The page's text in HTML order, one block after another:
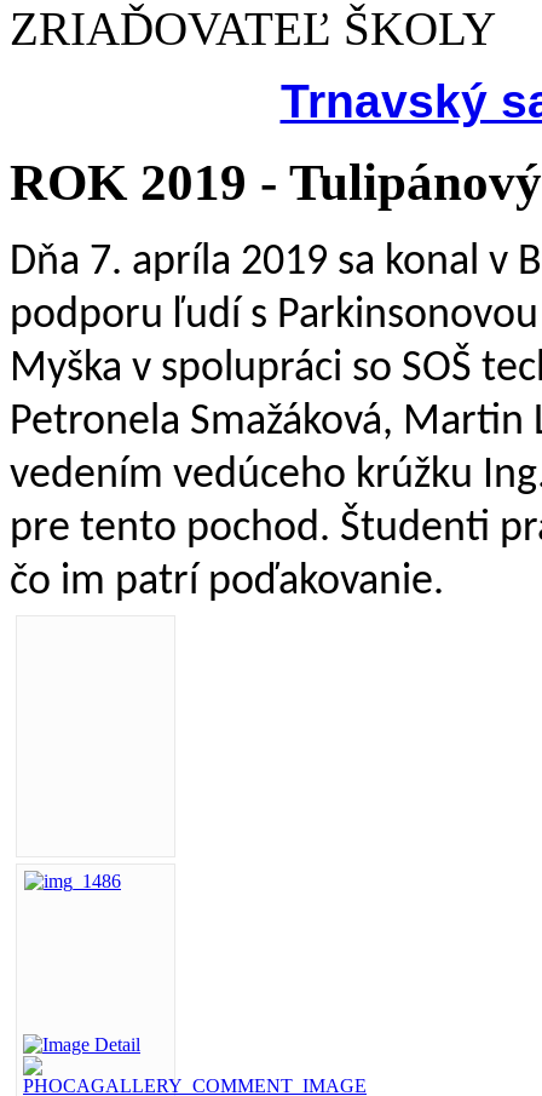
ZRIAĎOVATEĽ ŠKOLY
Trnavský
ROK 2019 -
Dňa 7. apríla 2019 sa konal v
podporu ľudí s
Myška v spolupráci so SOŠ
Petronela Smažáková, Martin
vedením vedúceho krúžku
pre tento pochod. Študenti
čo im patrí poďakovanie.